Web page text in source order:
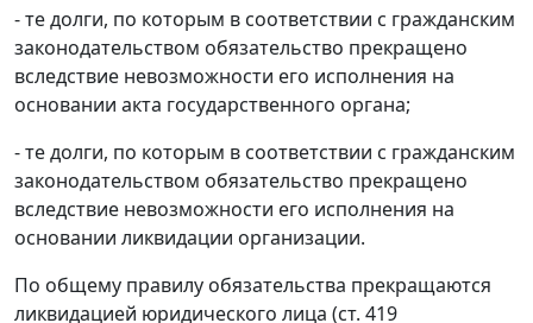
- те долги, по которым в соответствии с гражданским
законодательством обязательство прекращено
вследствие невозможности его исполнения на
основании акта государственного органа;
- те долги, по которым в соответствии с гражданским
законодательством обязательство прекращено
вследствие невозможности его исполнения на
основании ликвидации организации.
По общему правилу обязательства прекращаются
ликвидацией юридического лица (ст. 419